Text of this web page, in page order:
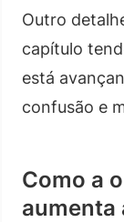
Outro
capítulo
está
confusão e
Como a
aumenta